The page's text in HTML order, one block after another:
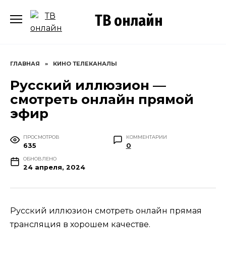
содержанию
ТВ онлайн
ГЛАВНАЯ » КИНО ТЕЛЕКАНАЛЫ
Русский иллюзион —
смотреть онлайн прямой
эфир
ПРОСМОТРОВ
635
КОММЕНТАРИИ
0
ОБНОВЛЕНО
24 апреля, 2024
Русский иллюзион смотреть онлайн прямая
трансляция в хорошем качестве.